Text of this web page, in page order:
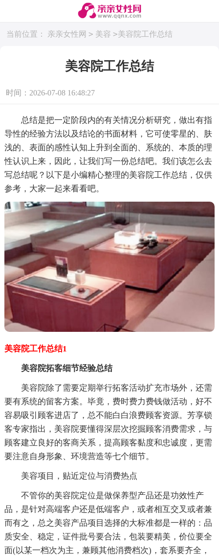
当前位置： 亲亲女性网 > 美容 >美容院工作总结
美容院工作总结
时间：2026-07-08 16:48:27
总结是把一定阶段内的有关情况分析研究，做出有指
导性的经验方法以及结论的书面材料，它可使零星的、肤
浅的、表面的感性认知上升到全面的、系统的、本质的理
性认识上来，因此，让我们写一份总结吧。我们该怎么去
写总结呢？以下是小编精心整理的美容院工作总结，仅供
参考，大家一起来看看吧。
美容院工作总结1
美容院拓客细节经验总结
美容院除了需要定期举行拓客活动扩充市场外，还需
要有系统的留客方案。毕竟，费时费力费钱做活动，好不
容易吸引顾客进店了，总不能白白浪费顾客资源。芳享锁
客专家指出，美容院要懂得深层次挖掘顾客消费需求，与
顾客建立良好的客商关系，提高顾客黏度和忠诚度，更需
要注意自身形象、环境营造等七个细节。
美容项目，贴近定位与消费热点
不管你的美容院定位是做保养型产品还是功效性产
品，是针对高端客户还是低端客户，或者相互交叉或者兼
而有之，总之美容产品项目选择的大标准都是一样的：品
质安全、稳定，证件批号要合法，包装要精美，价位要全
面(以某一档次为主，兼顾其他消费档次)，套系要齐全，